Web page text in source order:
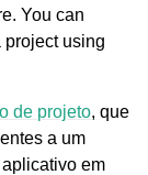
You can
using
de projeto, que
a um
em